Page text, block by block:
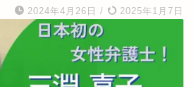
2024年4月26日 / 2025年1月7日